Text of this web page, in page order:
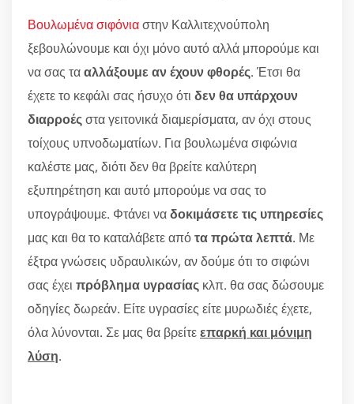
Βουλωμένα σιφόνιαστην Καλλιτεχνούπολη
ξεβουλώνουμε και όχι μόνο αυτό αλλά μπορούμε και
να σας τααλλάξουμε αν έχουν φθορές. Έτσι θα
έχετε το κεφάλι σας ήσυχο ότι δεν θα υπάρχουν
διαρροέςστα γειτονικά διαμερίσματα, αν όχι στους
τοίχους υπνοδωματίων. Για βουλωμένα σιφώνια
καλέστε μας, διότι δεν θα βρείτε καλύτερη
εξυπηρέτηση και αυτό μπορούμε να σας το
υπογράψουμε. Φτάνει ναδοκιμάσετε τις υπηρεσίες
μας και θα το καταλάβετε απότα πρώτα λεπτά. Με
έξτρα γνώσεις υδραυλικών, αν δούμε ότι το σιφώνι
σας έχει πρόβλημα υγρασίας κλπ. θα σας δώσουμε
οδηγίες δωρεάν. Είτε υγρασίες είτε μυρωδιές έχετε,
όλα λύνονται. Σε μας θα βρείτεεπαρκή και μόνιμη
λύση.